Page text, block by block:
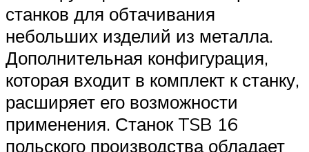
станков для обтачивания
небольших изделий из металла.
Дополнительная конфигурация,
которая входит в комплект к станку,
расширяет его возможности
применения. Станок TSB 16
польского производства обладает